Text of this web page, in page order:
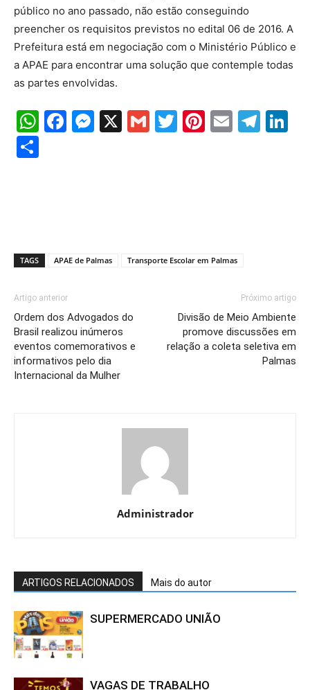
público no ano passado, não estão conseguindo
preencher os requisitos previstos no edital 06 de 2016. A
Prefeitura está em negociação com o Ministério Público e
a APAE para encontrar uma solução que contemple todas
as partes envolvidas.
WhatsApp
Facebook
Messenger
X GmailTwitter
Pinterest
Email
TAGS APAE de Palmas Transporte Escolar em Palmas
Artigo anterior
Ordem dos Advogados do
Brasil realizou inúmeros
eventos comemorativos e
informativos pelo dia
Internacional da Mulher
Próximo artigo
Divisão de Meio Ambiente
promove discussões em
relação a coleta seletiva em
Palmas
Administrador
ARTIGOS RELACIONADOS Mais do autor
SUPERMERCADO UNIÃO
VAGAS DE TRABALHO